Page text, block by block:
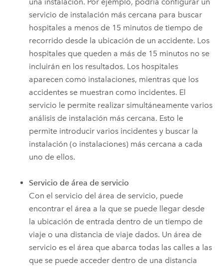
servicio de instalación más cercana para buscar
hospitales a menos de 15 minutos de tiempo de
recorrido desde la ubicación de un accidente. Los
hospitales que queden a más de 15 minutos no se
incluirán en los resultados. Los hospitales
aparecen como instalaciones, mientras que los
accidentes se muestran como incidentes. El
servicio le permite realizar simultáneamente varios
análisis de instalación más cercana. Esto le
permite introducir varios incidentes y buscar la
instalación (o instalaciones) más cercana a cada
uno de ellos.
Servicio de área de servicio
Con el servicio del área de servicio, puede
encontrar el área a la que se puede llegar desde
la ubicación de entrada dentro de un tiempo de
viaje o una distancia de viaje dados. Un área de
servicio es el área que abarca todas las calles a las
que se puede acceder dentro de una distancia